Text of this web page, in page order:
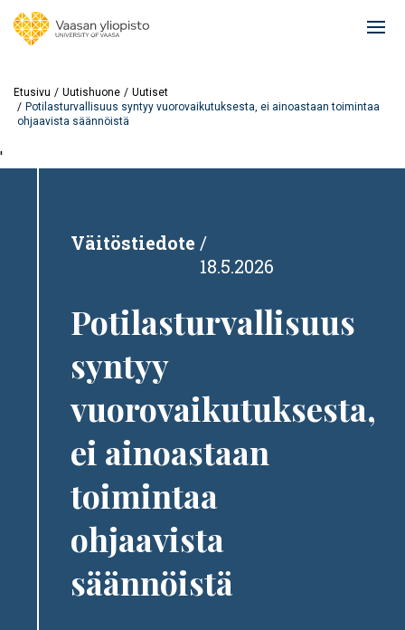
Etusivu Uutishuone
Uutiset
Potilasturvallisuus syntyy vuorovaikutuksesta, ei ainoastaan toimintaa
ohjaavista säännöistä
'
Väitöstiedote
18.5.2026
Potilasturvallisuus
syntyy
vuorovaikutuksesta,
ei ainoastaan
toimintaa
ohjaavista
säännöistä